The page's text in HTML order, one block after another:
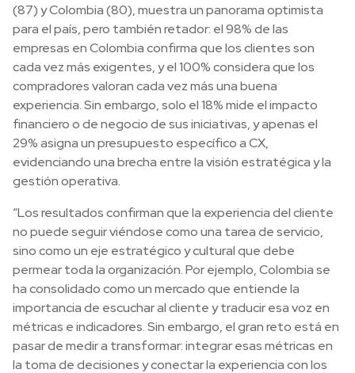
(87) y Colombia (80), muestra un panorama optimista
para el país, pero también retador: el 98% de las
empresas en Colombia confirma que los clientes son
cada vez más exigentes, y el 100% considera que los
compradores valoran cada vez más una buena
experiencia. Sin embargo, solo el 18% mide el impacto
financiero o de negocio de sus iniciativas, y apenas el
29% asigna un presupuesto específico a CX,
evidenciando una brecha entre la visión estratégica y la
gestión operativa.
“Los resultados confirman que la experiencia del cliente
no puede seguir viéndose como una tarea de servicio,
sino como un eje estratégico y cultural que debe
permear toda la organización. Por ejemplo, Colombia se
ha consolidado como un mercado que entiende la
importancia de escuchar al cliente y traducir esa voz en
métricas e indicadores. Sin embargo, el gran reto está en
pasar de medir a transformar: integrar esas métricas en
la toma de decisiones y conectar la experiencia con los